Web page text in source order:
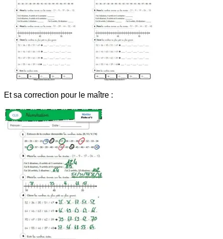
Et sa correction pour le maître :